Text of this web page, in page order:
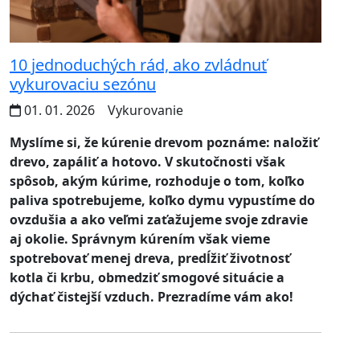
10 jednoduchých rád, ako zvládnuť
vykurovaciu sezónu
01. 01. 2026
Vykurovanie
Myslíme si, že kúrenie drevom poznáme: naložiť
drevo, zapáliť a hotovo. V skutočnosti však
spôsob, akým kúrime, rozhoduje o tom, koľko
paliva spotrebujeme, koľko dymu vypustíme do
ovzdušia a ako veľmi zaťažujeme svoje zdravie
aj okolie. Správnym kúrením však vieme
spotrebovať menej dreva, predĺžiť životnosť
kotla či krbu, obmedziť smogové situácie a
dýchať čistejší vzduch. Prezradíme vám ako!